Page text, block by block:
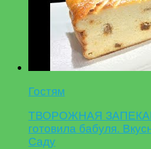
Гостям
ТВОРОЖНАЯ
готовила бабуля.
Саду